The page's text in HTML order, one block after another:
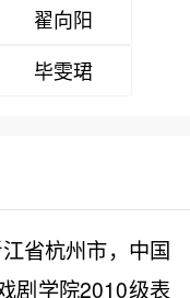
翟向阳
毕雯珺
省杭州市，中国
剧学院2010级表